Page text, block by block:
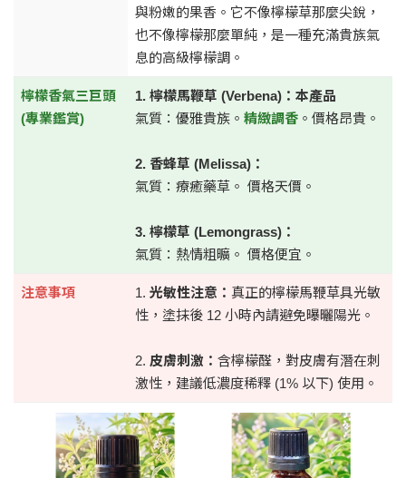
與粉嫩的果香。它不像檸檬草那麼尖銳，
也不像檸檬那麼單純，是一種充滿貴族氣
息的高級檸檬調。
檸檬香氣三巨頭
(專業鑑賞)
1. 檸檬馬鞭草 (Verbena)：本產品
氣質：優雅貴族。 精緻調香 。價格昂貴。
2. 香蜂草 (Melissa)：
氣質：療癒藥草。 價格天價。
3. 檸檬草 (Lemongrass)：
氣質：熱情粗曠。 價格便宜。
注意事項 1. 光敏性注意： 真正的檸檬馬鞭草具光敏
性，塗抹後 12 小時內請避免曝曬陽光。
2. 皮膚刺激： 含檸檬醛，對皮膚有潛在刺
激性，建議低濃度稀釋 (1% 以下) 使用。